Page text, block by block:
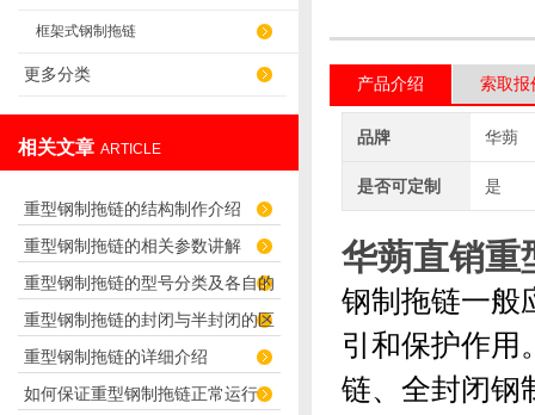
框架式钢制拖链
更多分类
相关文章 ARTICLE
重型钢制拖链的结构制作介绍
重型钢制拖链的相关参数讲解
重型钢制拖链的型号分类及各自的
应用
重型钢制拖链的封闭与半封闭的区
别
重型钢制拖链的详细介绍
如何保证重型钢制拖链正常运行
产品介绍 索取报
品牌 华蒴
是否可定制 是
华蒴直销重
钢制拖链一般
引和保护作用
链、全封闭钢